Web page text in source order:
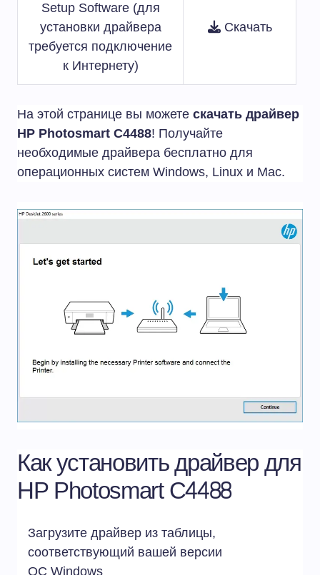
Setup Software (для
установки драйвера
требуется подключение
к Интернету)
Скачать
На этой странице вы можете скачать драйвер
HP Photosmart C4488! Получайте
необходимые драйвера бесплатно для
операционных систем Windows, Linux и Mac.
Как установить драйвер для
HP Photosmart C4488
Загрузите драйвер из таблицы,
соответствующий вашей версии
ОС Windows